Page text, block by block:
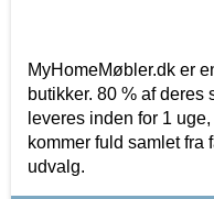
MyHomeMøbler.dk er
butikker. 80 % af deres
leveres inden for 1
kommer fuld samlet fra
udvalg.